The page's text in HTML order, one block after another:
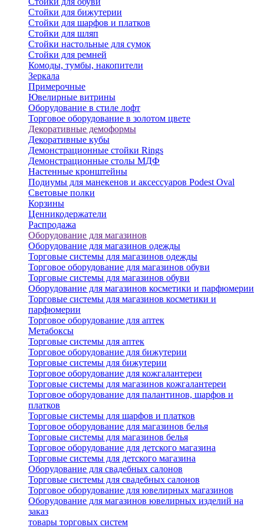
Стойки для бижутерии
Стойки для шарфов и платков
Стойки для шляп
Стойки настольные для сумок
Стойки для ремней
Комоды, тумбы, накопители
Зеркала
Примерочные
Ювелирные витрины
Оборудование в стиле лофт
Торговое оборудование в золотом цвете
Декоративные демоформы
Декоративные кубы
Демонстрационные стойки Rings
Демонстрационные столы МДФ
Настенные кронштейны
Подиумы для манекенов и аксессуаров Podest Oval
Световые полки
Корзины
Ценникодержатели
Распродажа
Оборудование для магазинов
Оборудование для магазинов одежды
Торговые системы для магазинов одежды
Торговое оборудование для магазинов обуви
Торговые системы для магазинов обуви
Оборудование для магазинов косметики и парфюмерии
Торговые системы для магазинов косметики и
парфюмерии
Торговое оборудование для аптек
Метабоксы
Торговые системы для аптек
Торговое оборудование для бижутерии
Торговые системы для бижутерии
Торговое оборудование для кожгалантереи
Торговые системы для магазинов кожгалантереи
Торговое оборудование для палантинов, шарфов и
платков
Торговые системы для шарфов и платков
Торговое оборудование для магазинов белья
Торговые системы для магазинов белья
Торговое оборудование для детского магазина
Торговые системы для детского магазина
Оборудование для свадебных салонов
Торговые системы для свадебных салонов
Торговое оборудование для ювелирных магазинов
Оборудование для магазинов ювелирных изделий на
заказ
товары торговых систем